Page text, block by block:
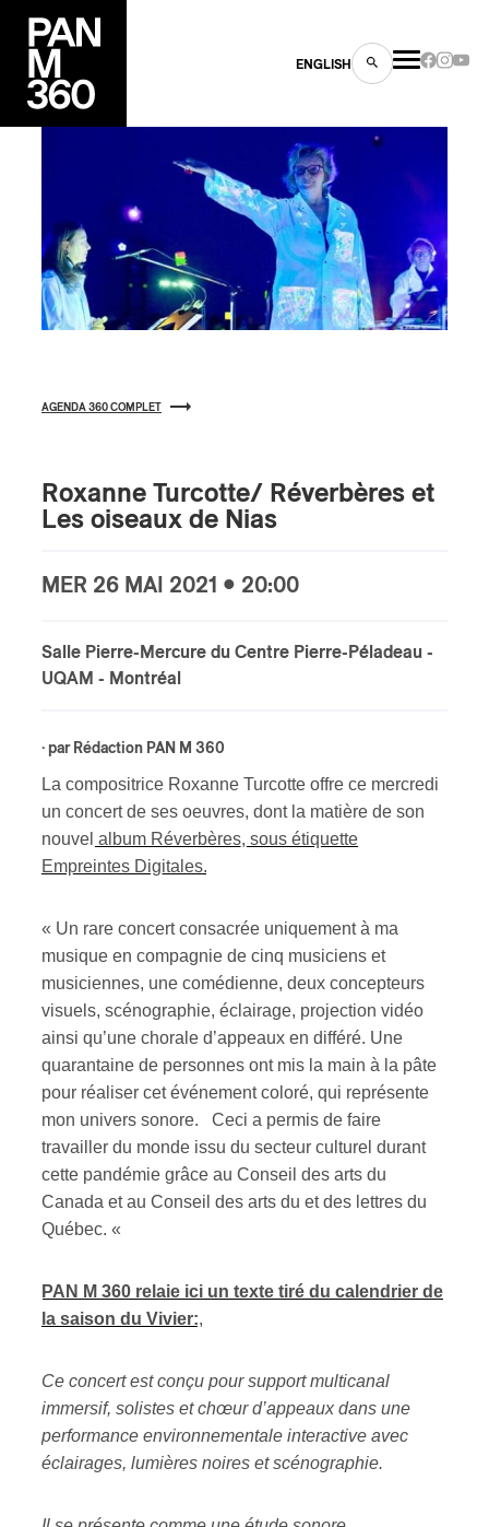
ENGLISH
AGENDA 360 COMPLET
Roxanne Turcotte/ Réverbères et
Les oiseaux de Nias
MER 26 MAI 2021 • 20:00
Salle Pierre-Mercure du Centre Pierre-Péladeau -
UQAM - Montréal
· par Rédaction PAN M 360
La compositrice Roxanne Turcotte offre ce mercredi
un concert de ses oeuvres, dont la matière de son
nouvel album Réverbères, sous étiquette
Empreintes Digitales.
« Un rare concert consacrée uniquement à ma
musique en compagnie de cinq musiciens et
musiciennes, une comédienne, deux concepteurs
visuels, scénographie, éclairage, projection vidéo
ainsi qu’une chorale d’appeaux en différé. Une
quarantaine de personnes ont mis la main à la pâte
pour réaliser cet événement coloré, qui représente
mon univers sonore. Ceci a permis de faire
travailler du monde issu du secteur culturel durant
cette pandémie grâce au Conseil des arts du
Canada et au Conseil des arts du et des lettres du
Québec. «
PAN M 360 relaie ici un texte tiré du calendrier de
la saison du Vivier:,
Ce concert est conçu pour support multicanal
immersif, solistes et chœur d’appeaux dans une
performance environnementale interactive avec
éclairages, lumières noires et scénographie.